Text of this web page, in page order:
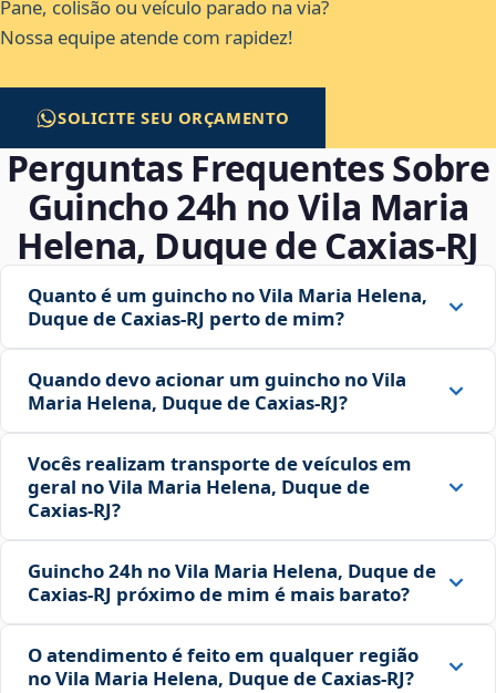
Pane, colisão ou veículo parado na via?
Nossa equipe atende com rapidez!
SOLICITE SEU ORÇAMENTO
Perguntas Frequentes Sobre
Guincho 24h no Vila Maria
Helena, Duque de Caxias‑RJ
Quanto é um guincho no Vila Maria Helena,
Duque de Caxias‑RJ perto de mim?
Quando devo acionar um guincho no Vila
Maria Helena, Duque de Caxias‑RJ?
Vocês realizam transporte de veículos em
geral no Vila Maria Helena, Duque de
Caxias‑RJ?
Guincho 24h no Vila Maria Helena, Duque de
Caxias‑RJ próximo de mim é mais barato?
O atendimento é feito em qualquer região
no Vila Maria Helena, Duque de Caxias‑RJ?